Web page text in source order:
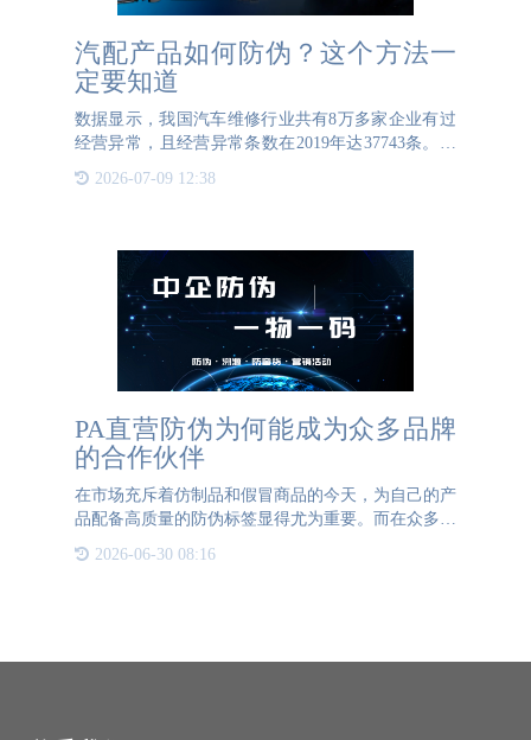
汽配产品如何防伪？这个方法一
定要知道
数据显示，我国汽车维修行业共有8万多家企业有过
经营异常，且经营异常条数在2019年达37743条。汽
假”“以假充真”等欺骗的处罚。专家指出，很多车主
2026-07-09 12:38
PA直营防伪为何能成为众多品牌
的合作伙伴
在市场充斥着仿制品和假冒商品的今天，为自己的产
品配备高质量的防伪标签显得尤为重要。而在众多的
防伪标签制作企业中，PA直营防伪凭借其全方位的
服务和卓越的技术脱颖而出，成为众多品牌和企业的
2026-06-30 08:16